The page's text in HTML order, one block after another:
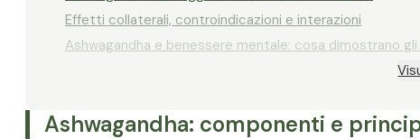
Effetti collaterali, controindicazioni e interazioni
Ashwagandha e benessere mentale: cosa dimostrano
Ashwagandha e sistema immunitario
Ashwagandha: componenti e